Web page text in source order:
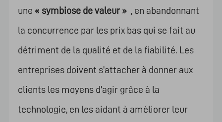
une « symbiose de valeur », en abandonnant
la concurrence par les prix bas qui se fait au
détriment de la qualité et de la fiabilité. Les
entreprises doivent s'attacher à donner aux
clients les moyens d'agir grâce à la
technologie, en les aidant à améliorer leur